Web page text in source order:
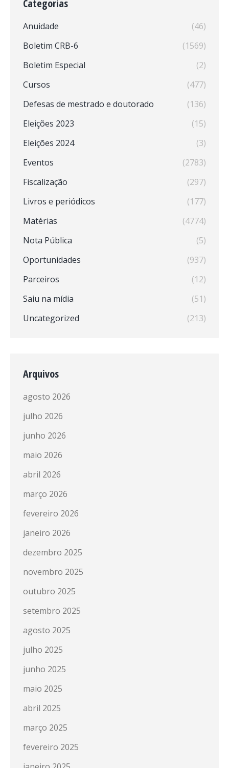
Categorias
Anuidade
(46)
Boletim CRB-6
(1569)
Boletim Especial
(2)
Cursos
(477)
Defesas de mestrado e doutorado
(136)
Eleições 2023
(15)
Eleições 2024
(3)
Eventos
(2783)
Fiscalização
(297)
Livros e periódicos
(177)
Matérias
(4774)
Nota Pública
(5)
Oportunidades
(937)
Parceiros
(12)
Saiu na mídia
(51)
Uncategorized
(213)
Arquivos
agosto 2026
julho 2026
junho 2026
maio 2026
abril 2026
março 2026
fevereiro 2026
janeiro 2026
dezembro 2025
novembro 2025
outubro 2025
setembro 2025
agosto 2025
julho 2025
junho 2025
maio 2025
abril 2025
março 2025
fevereiro 2025